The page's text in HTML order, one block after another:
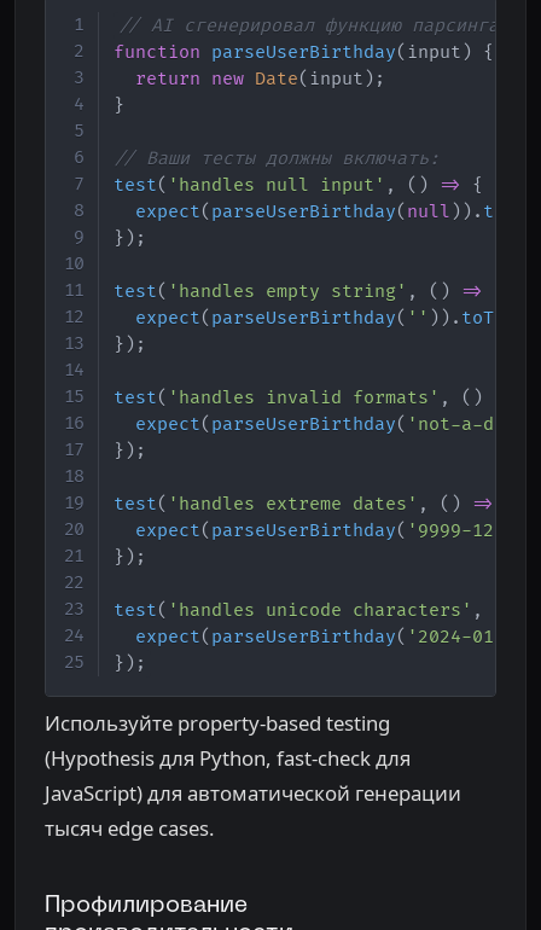
// AI сгенерировал функцию парсинга
function parseUserBirthday( input )
{
return new Date( input ) ;
}
// Ваши тесты должны включать:
test( 'handles null input' , ( ) =>
{
expect( parseUserBirthday( null ) ) .
} ) ;
test( 'handles empty string' , ( ) =>
expect( parseUserBirthday( '' ) ) . toThrow
} ) ;
test( 'handles invalid formats' , ( )
expect( parseUserBirthday( 'not-a-date'
} ) ;
test( 'handles extreme dates' , ( ) =>
expect( parseUserBirthday( '9999-12-31'
} ) ;
test( 'handles unicode characters' ,
expect( parseUserBirthday( '2024-01-🔥'
} ) ;
Copy
Используйте property-based testing
(Hypothesis для Python, fast-check для
JavaScript) для автоматической генерации
тысяч edge cases.
Профилирование